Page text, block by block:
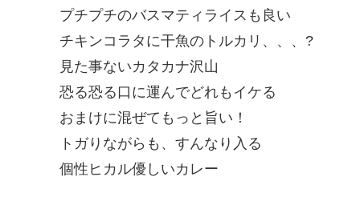
プチプチのバスマティライスも良い
チキンコラタに干魚のトルカリ、、、?
見た事ないカタカナ沢山
恐る恐る口に運んでどれもイケる
おまけに混ぜてもっと旨い！
トガりながらも、すんなり入る
個性ヒカル優しいカレー